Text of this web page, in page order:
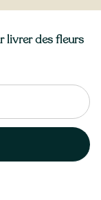
livrer des fleurs